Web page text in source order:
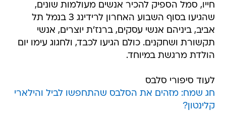
חייו, סמל הספיק להכיר אנשים מעולמות שונים,
שהגיעו בסוף השבוע האחרון לרידינג 3 בנמל תל
אביב, ביניהם אנשי עסקים, ברנז'ת יוצרים, אנשי
תקשורת ושחקנים. כולם הגיעו לכבד, ולחגוג עימו יום
הולדת מרגשת במיוחד.
לעוד סיפורי סלבס
חג שמח: מזהים את הסלבס שהתחפשו לביל והילארי
קלינטון?